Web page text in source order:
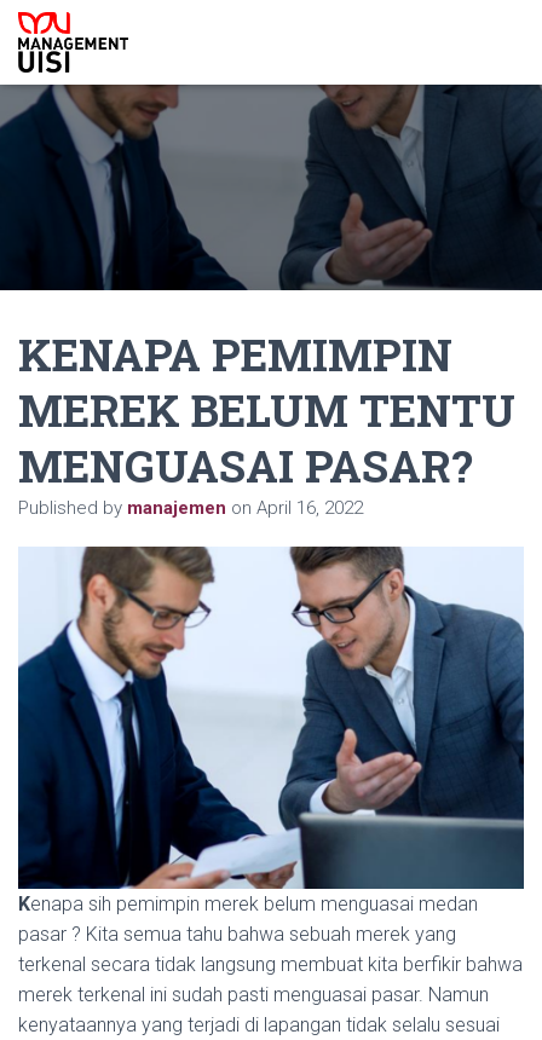
KENAPA PEMIMPIN
MEREK BELUM TENTU
MENGUASAI PASAR?
Published by manajemen on April 16, 2022
Kenapa sih pemimpin merek belum menguasai medan
pasar ? Kita semua tahu bahwa sebuah merek yang
terkenal secara tidak langsung membuat kita berfikir bahwa
merek terkenal ini sudah pasti menguasai pasar. Namun
kenyataannya yang terjadi di lapangan tidak selalu sesuai